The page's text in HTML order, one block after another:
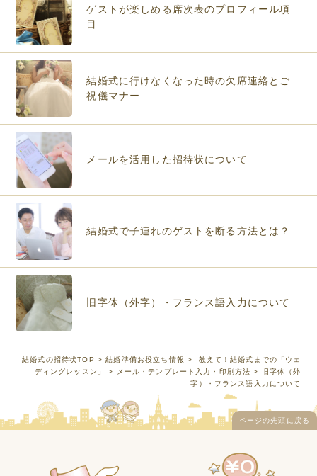
ゲストが楽しめる席次表のプロフィール項
目
結婚式に行けなくなった時の欠席連絡とご
祝儀マナー
メールを活用した招待状について
結婚式で子連れのゲストを断る方法とは？
旧字体（外字）・フランス語入力について
結婚式の招待状TOP >結婚準備お役立ち情報 > 教えて！結婚式までの「ウェ
ディングレッスン」
> メール・テンプレート入力・印刷方法 > 旧字体（外
字）・フランス語入力について
ページの先頭に戻る